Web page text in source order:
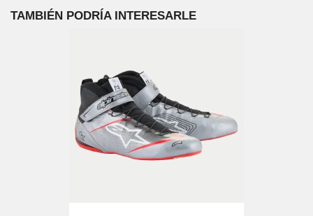
TAMBIÉN PODRÍA INTERESARLE